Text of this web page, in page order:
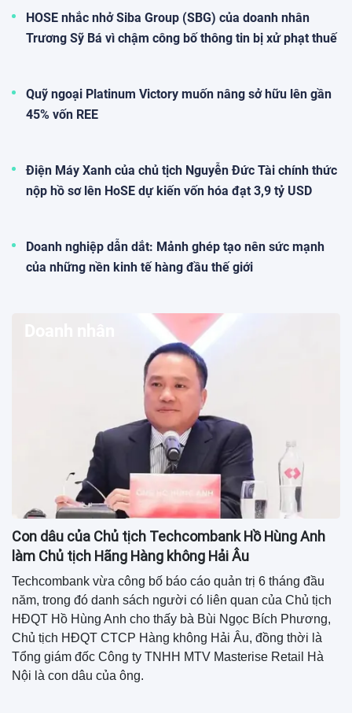
Phạm Nhật Vượng nắm giữ 4,97%
vốn điều lệ LPBank
HOSE nhắc nhở Siba Group (SBG)
07:04 28/07/2026
quản trị CC1
08:50 27/07/2026
Ông Nguyễn Lê Quốc Anh làm Chủ
tịch Eximbank
08:41 27/07/2026
Quý II, Sài Gòn Công Thương,
Saigonbank (SGB) lỗ sau thuế hơn
34 tỷ đồng
08:07 27/07/2026
Quý II, Phân bón Bình Điền (BFC) ghi
nhận lợi nhuận hợp nhất giảm đến
52% so với cùng kỳ
XEM THÊM
Doanh nghiệp